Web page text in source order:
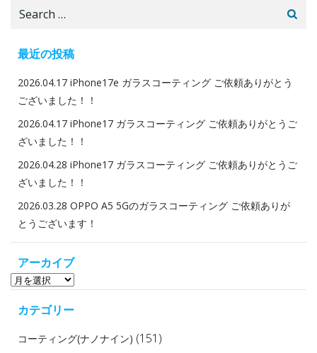
ゲ
ー
シ
ョ
ン
シ
ョ
ン
Search
最近の投稿
2026.04.17 iPhone17e ガラスコーティング ご依頼ありがとう
ございました！！
2026.04.17 iPhone17 ガラスコーティング ご依頼ありがとうご
ざいました！！
2026.04.28 iPhone17 ガラスコーティング ご依頼ありがとうご
ざいました！！
2026.03.28 OPPO A5 5Gのガラスコーティング ご依頼ありが
とうございます！
アーカイブ
ア
カ
イ
カテゴリー
コーティング(ナノナイン) (151)